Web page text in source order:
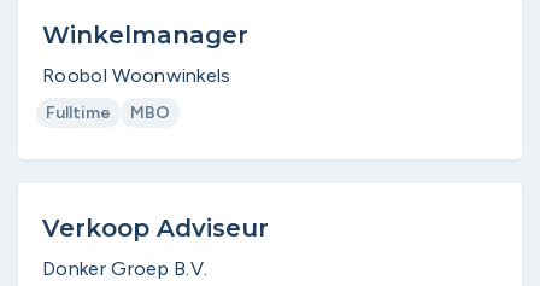
Winkelmanager
Roobol Woonwinkels
Fulltime MBO
Verkoop Adviseur
Donker Groep B.V.